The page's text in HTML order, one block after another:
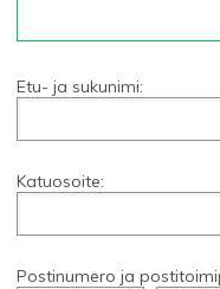
Etu- ja sukunimi:
Katuosoite:
Postinumero ja